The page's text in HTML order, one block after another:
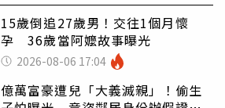
15歲倒追27歲男！交往1個月懷
孕 36歲當阿嬤故事曝光
2026-08-06 17:04
億萬富豪遭兒「大義滅親」！偷生